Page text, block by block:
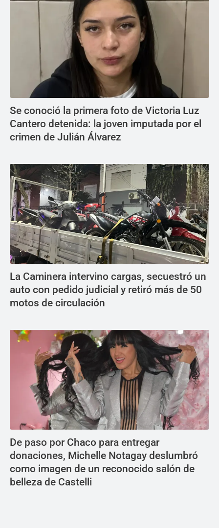
Se conoció la primera foto de Victoria Luz
Cantero detenida: la joven imputada por el
crimen de Julián Álvarez
La Caminera intervino cargas, secuestró un
auto con pedido judicial y retiró más de 50
motos de circulación
De paso por Chaco para entregar
donaciones, Michelle Notagay deslumbró
como imagen de un reconocido salón de
belleza de Castelli